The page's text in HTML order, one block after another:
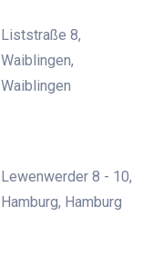
Liststraße 8,
Waiblingen,
Waiblingen
Lewenwerder 8 - 10,
Hamburg, Hamburg